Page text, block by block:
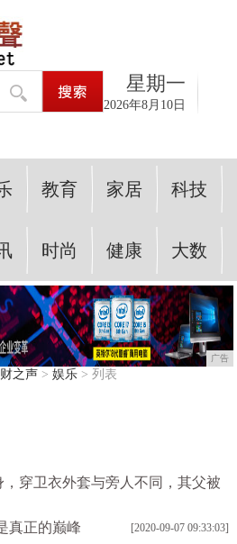
星期一
2026年8月10日
教育 家居 科技
时尚 健康 大数
广告
之声> 娱乐> 列表
穿卫衣外套与旁人不同，其父被
[2020-09-07 09:34:03]
真正的巅峰 [2020-09-07 09:33:03]